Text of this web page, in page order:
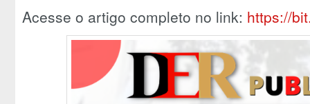
Acesse o artigo completo no link: https://